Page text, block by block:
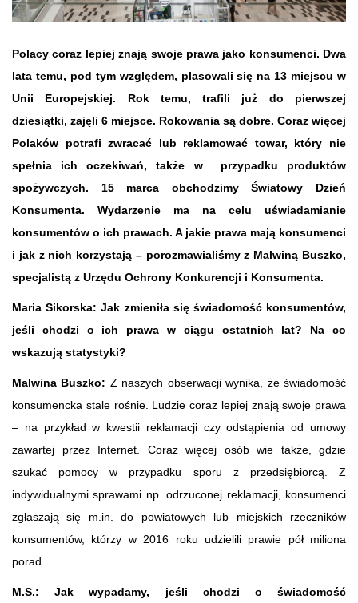
Polacy coraz lepiej znają swoje prawa jako konsumenci. Dwa
lata temu, pod tym względem, plasowali się na 13 miejscu w
Unii Europejskiej. Rok temu, trafili już do pierwszej
dziesiątki, zajęli 6 miejsce. Rokowania są dobre. Coraz więcej
Polaków potrafi zwracać lub reklamować towar, który nie
spełnia ich oczekiwań, także w przypadku produktów
spożywczych. 15 marca obchodzimy Światowy Dzień
Konsumenta. Wydarzenie ma na celu uświadamianie
konsumentów o ich prawach. A jakie prawa mają konsumenci
i jak z nich korzystają – porozmawialiśmy z Malwiną Buszko,
specjalistą z Urzędu Ochrony Konkurencji i Konsumenta.
Maria Sikorska: Jak zmieniła się świadomość konsumentów,
jeśli chodzi o ich prawa w ciągu ostatnich lat? Na co
wskazują statystyki?
Malwina Buszko: Z naszych obserwacji wynika, że świadomość
konsumencka stale rośnie. Ludzie coraz lepiej znają swoje prawa
– na przykład w kwestii reklamacji czy odstąpienia od umowy
zawartej przez Internet. Coraz więcej osób wie także, gdzie
szukać pomocy w przypadku sporu z przedsiębiorcą. Z
indywidualnymi sprawami np. odrzuconej reklamacji, konsumenci
zgłaszają się m.in. do powiatowych lub miejskich rzeczników
konsumentów, którzy w 2016 roku udzielili prawie pół miliona
porad.
M.S.: Jak wypadamy, jeśli chodzi o świadomość